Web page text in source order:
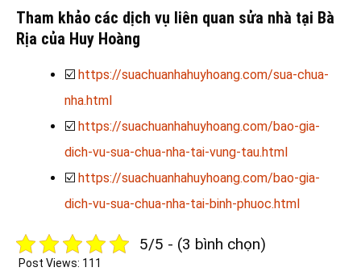
Tham khảo các dịch vụ liên quan sửa nhà tại Bà
Rịa của Huy Hoàng
☑️ https://suachuanhahuyhoang.com/sua-chua-
nha.html
☑️ https://suachuanhahuyhoang.com/bao-gia-
dich-vu-sua-chua-nha-tai-vung-tau.html
☑️ https://suachuanhahuyhoang.com/bao-gia-
dich-vu-sua-chua-nha-tai-binh-phuoc.html
5/5 - (3 bình chọn)
Post Views: 111